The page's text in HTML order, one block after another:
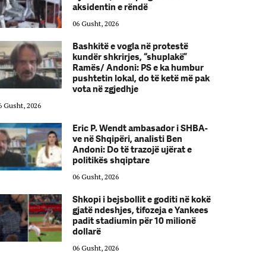
aksidentin e rëndë
06 Gusht, 2026
Bashkitë e vogla në protestë
kundër shkrirjes, “shuplakë”
Ramës/ Andoni: PS e ka humbur
pushtetin lokal, do të ketë më pak
vota në zgjedhje
Gusht, 2026
Eric P. Wendt ambasador i SHBA-
ve në Shqipëri, analisti Ben
Andoni: Do të trazojë ujërat e
politikës shqiptare
06 Gusht, 2026
Shkopi i bejsbollit e goditi në kokë
gjatë ndeshjes, tifozeja e Yankees
padit stadiumin për 10 milionë
dollarë
06 Gusht, 2026